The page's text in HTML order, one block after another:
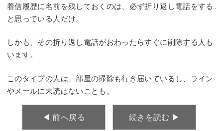
着信履歴に名前を残しておくのは、必ず折り返し電話をする
と思っている人だけ。
しかも、その折り返し電話がおわったらすぐに削除する人も
います。
このタイプの人は、部屋の掃除も行き届いているし、ライン
やメールに未読はないことも。
◀︎ 前へ戻る 続きを読む ▶︎